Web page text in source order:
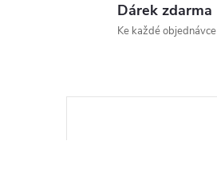
Dárek zdarma
Ke každé objednávce